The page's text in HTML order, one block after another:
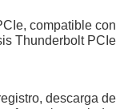
compatible con
Thunderbolt PCIe
descarga de